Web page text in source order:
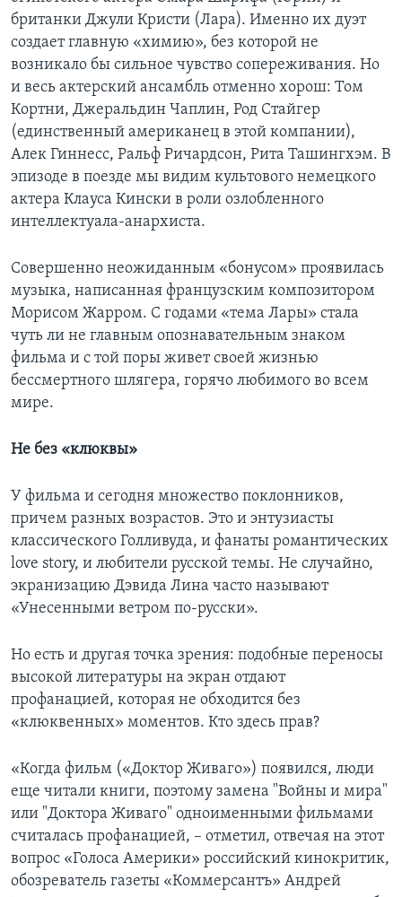
британки Джули Кристи (Лара). Именно их дуэт
создает главную «химию», без которой не
возникало бы сильное чувство сопереживания. Но
и весь актерский ансамбль отменно хорош: Том
Кортни, Джеральдин Чаплин, Род Стайгер
(единственный американец в этой компании),
Алек Гиннесс, Ральф Ричардсон, Рита Ташингхэм. В
эпизоде в поезде мы видим культового немецкого
актера Клауса Кински в роли озлобленного
интеллектуала-анархиста.
Совершенно неожиданным «бонусом» проявилась
музыка, написанная французским композитором
Морисом Жарром. С годами «тема Лары» стала
чуть ли не главным опознавательным знаком
фильма и с той поры живет своей жизнью
бессмертного шлягера, горячо любимого во всем
мире.
Не без «клюквы»
У фильма и сегодня множество поклонников,
причем разных возрастов. Это и энтузиасты
классического Голливуда, и фанаты романтических
love story, и любители русской темы. Не случайно,
экранизацию Дэвида Лина часто называют
«Унесенными ветром по-русски».
Но есть и другая точка зрения: подобные переносы
высокой литературы на экран отдают
профанацией, которая не обходится без
«клюквенных» моментов. Кто здесь прав?
«Когда фильм («Доктор Живаго») появился, люди
еще читали книги, поэтому замена "Войны и мира"
или "Доктора Живаго" одноименными фильмами
считалась профанацией, – отметил, отвечая на этот
вопрос «Голоса Америки» российский кинокритик,
обозреватель газеты «Коммерсантъ» Андрей